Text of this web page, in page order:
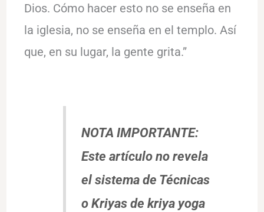
Dios. Cómo hacer esto no se enseña en
la iglesia, no se enseña en el templo. Así
que, en su lugar, la gente grita.”
NOTA IMPORTANTE:
Este artículo no revela
el sistema de Técnicas
o Kriyas de kriya yoga